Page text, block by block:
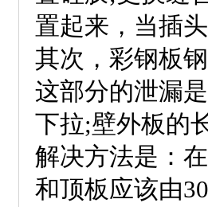
置起来，当插
其次，彩钢板
这部分的泄漏
下拉;壁外板的
解决方法是：
和顶板应该由